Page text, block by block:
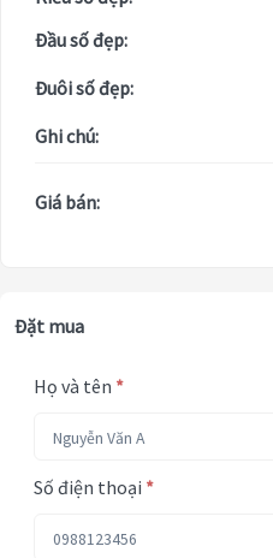
Đầu số đẹp:
Đuôi số đẹp:
Ghi chú:
Giá bán:
Đặt mua
Họ và tên *
Số điện thoại *